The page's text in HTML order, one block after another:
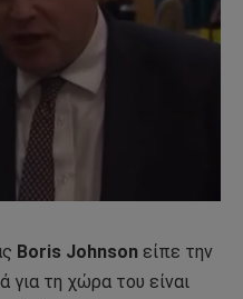
Boris Johnson είπε την
για τη χώρα του είναι